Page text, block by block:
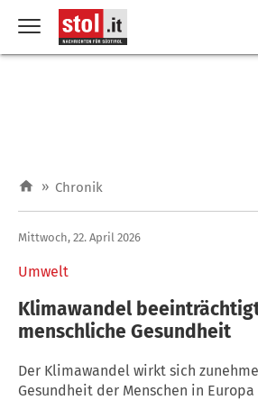
» Chronik
Umwelt
Mittwoch, 22. April 2026
Klimawandel
menschliche Gesundheit
Der Klimawandel wirkt sich
Gesundheit der Menschen in Europa